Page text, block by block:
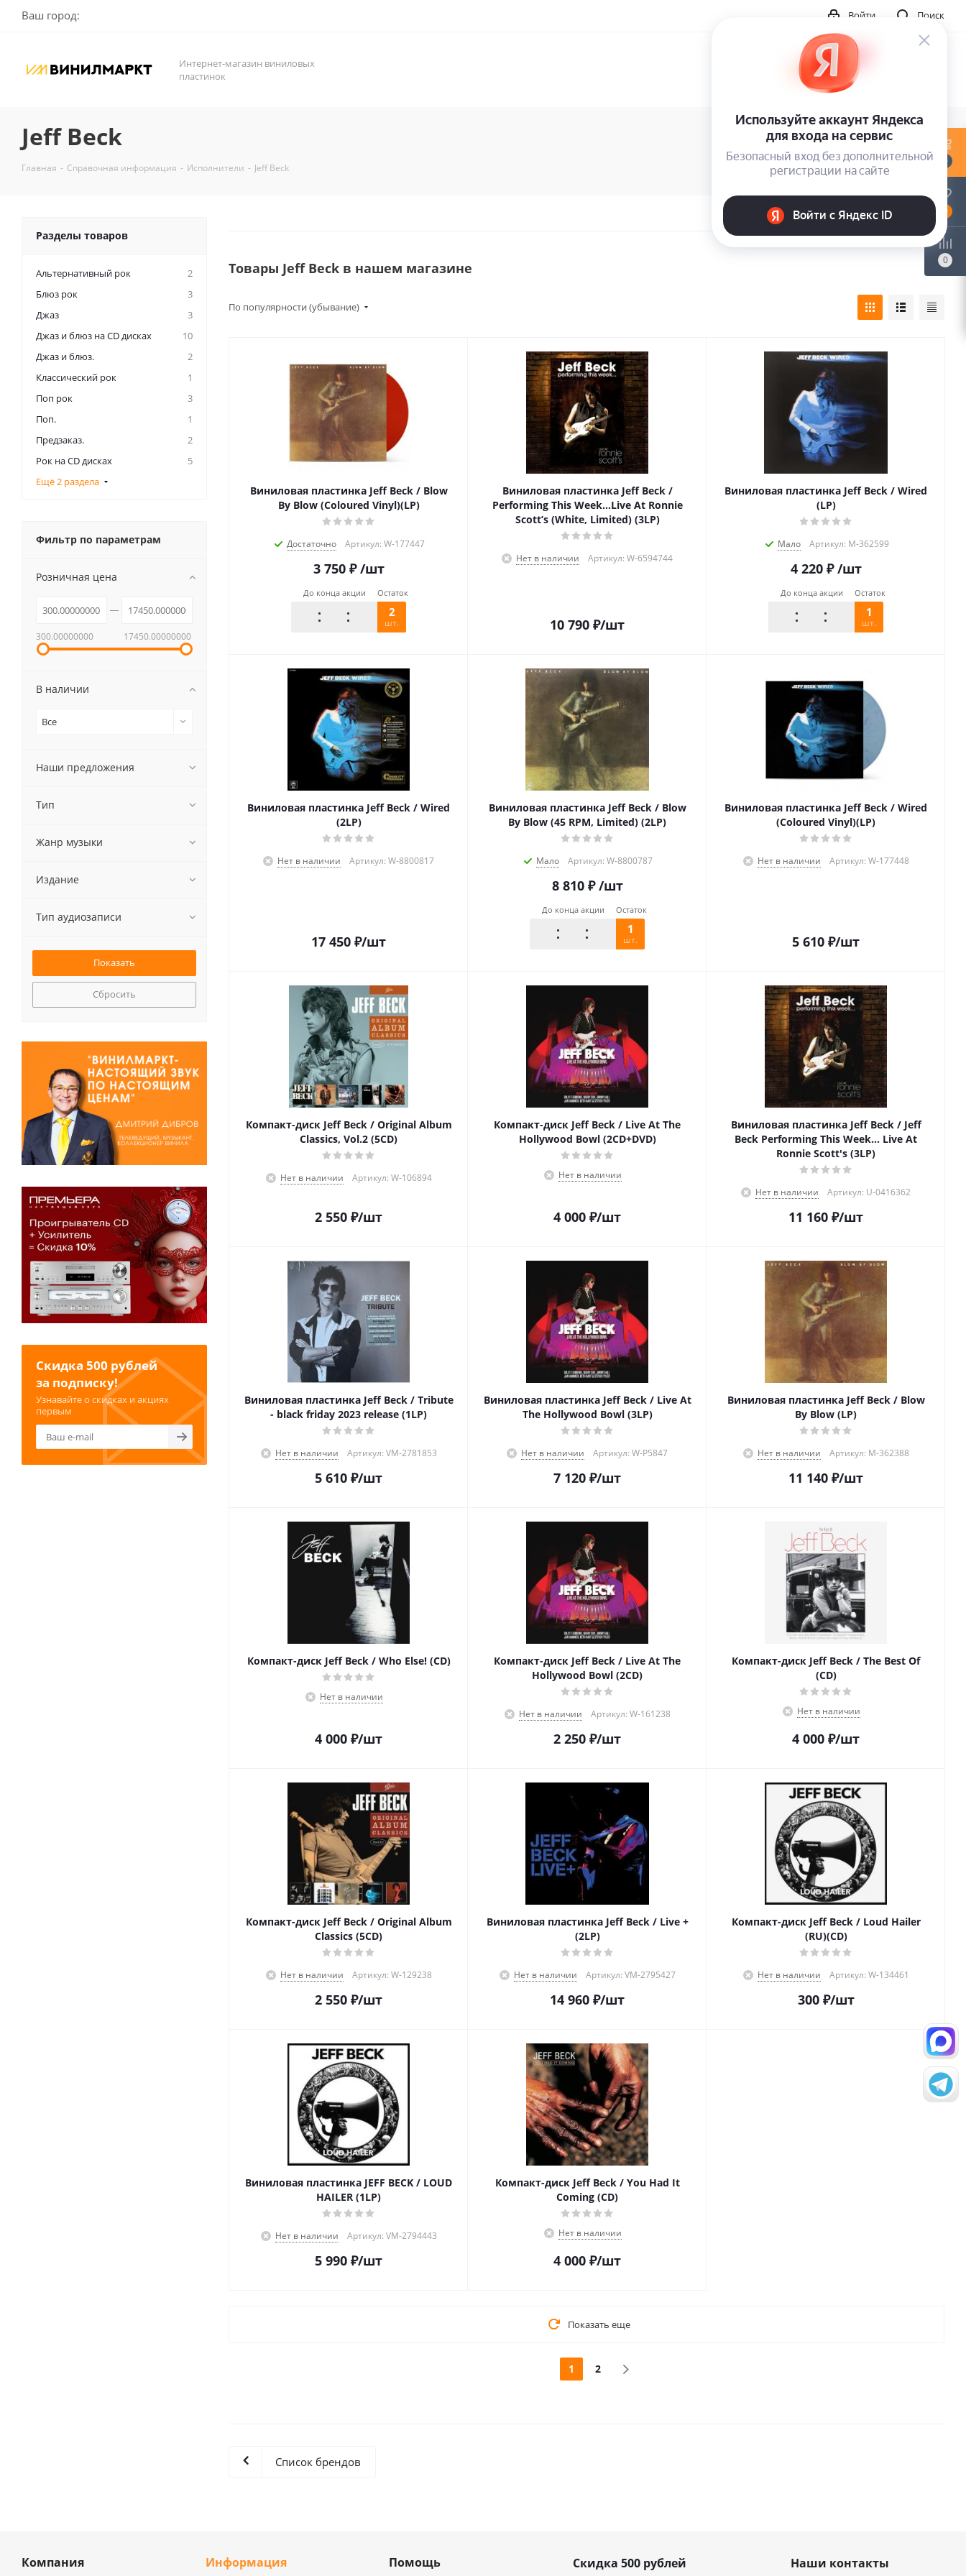
Ваш город: Поиск
Войти
Интернет-магазин виниловых
пластинок
Jeff Beck
Главная - Справочная информация - Исполнители - Jeff Beck
Товары Jeff Beck в нашем магазине
По популярности (убывание)
Виниловая пластинка Jeff Beck / Blow
By Blow (Coloured Vinyl)(LP)
Достаточно Артикул: W-177447
3 750₽ /шт
До конца акции Остаток
2
шт.
Виниловая пластинка Jeff Beck /
Performing This Week…Live At Ronnie
Scott’s (White, Limited) (3LP)
Нет в наличии Артикул: W-6594744
10 790 ₽/шт
Виниловая пластинка Jeff Beck / Wired
(LP)
Мало Артикул: M-362599
4 220₽ /шт
До конца акции Остаток
1
шт.
Виниловая пластинка Jeff Beck / Wired
(2LP)
Нет в наличии Артикул: W-8800817
17 450 ₽/шт
Виниловая пластинка Jeff Beck / Blow
By Blow (45 RPM, Limited) (2LP)
Мало Артикул: W-8800787
8 810₽ /шт
До конца акции Остаток
1
шт.
Виниловая пластинка Jeff Beck / Wired
(Coloured Vinyl)(LP)
Нет в наличии Артикул: W-177448
5 610 ₽/шт
Компакт-диск Jeff Beck / Original Album
Classics, Vol.2 (5CD)
Нет в наличии Артикул: W-106894
2 550 ₽/шт
Компакт-диск Jeff Beck / Live At The
Hollywood Bowl (2CD+DVD)
Нет в наличии
4 000 ₽/шт
Виниловая пластинка Jeff Beck / Jeff
Beck Performing This Week... Live At
Ronnie Scott's (3LP)
Нет в наличии Артикул: U-0416362
11 160 ₽/шт
Виниловая пластинка Jeff Beck / Tribute
- black friday 2023 release (1LP)
Нет в наличии Артикул: VM-2781853
5 610 ₽/шт
Виниловая пластинка Jeff Beck / Live At
The Hollywood Bowl (3LP)
Нет в наличии Артикул: W-P5847
7 120 ₽/шт
Виниловая пластинка Jeff Beck / Blow
By Blow (LP)
Нет в наличии Артикул: M-362388
11 140 ₽/шт
Компакт-диск Jeff Beck / Who Else! (CD)
Нет в наличии
4 000 ₽/шт
Компакт-диск Jeff Beck / Live At The
Hollywood Bowl (2CD)
Нет в наличии Артикул: W-161238
2 250 ₽/шт
Компакт-диск Jeff Beck / The Best Of
(CD)
Нет в наличии
4 000 ₽/шт
Компакт-диск Jeff Beck / Original Album
Classics (5CD)
Нет в наличии Артикул: W-129238
2 550 ₽/шт
Виниловая пластинка Jeff Beck / Live +
(2LP)
Нет в наличии Артикул: VM-2795427
14 960 ₽/шт
Компакт-диск Jeff Beck / Loud Hailer
(RU)(CD)
Нет в наличии Артикул: W-134461
300₽/шт
Виниловая пластинка JEFF BECK / LOUD
HAILER (1LP)
Нет в наличии Артикул: VM-2794443
5 990 ₽/шт
Компакт-диск Jeff Beck / You Had It
Coming (CD)
Нет в наличии
4 000 ₽/шт
Показать еще
1 2
Список брендов
Разделы товаров
Альтернативный рок
2
Блюз рок
3
Джаз
3
Джаз и блюз на CD дисках
10
Джаз и блюз.
2
Классический рок
1
Поп рок
3
Поп.
1
Предзаказ.
2
Рок на CD дисках
5
Ещё 2 раздела
Фильтр по параметрам
Розничная цена
300.00000000 17450.00000000
В наличии
Все
Наши предложения
Тип
Жанр музыки
Издание
Тип аудиозаписи
Сбросить
Скидка 500 рублей
за подписку!
Узнавайте о скидках и акциях
первым
Компания Информация Помощь
Скидка 500 рублей
Наши контакты
0
0
0